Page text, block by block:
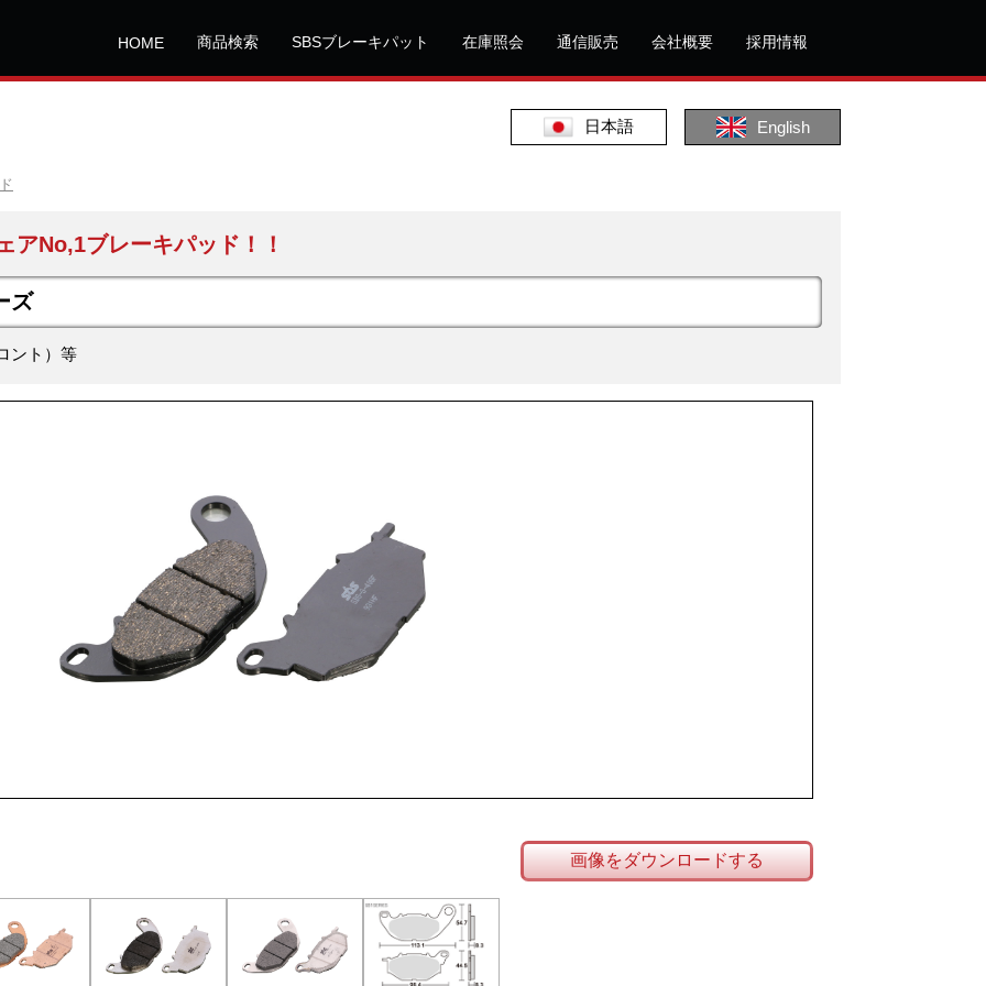
HOME 商品検索 SBSブレーキパット 在庫照会 通信販売 会社概要 採用情報
日本語 English
アNo,1ブレーキパッド！！
ズ
ント）等
画像をダウンロードする